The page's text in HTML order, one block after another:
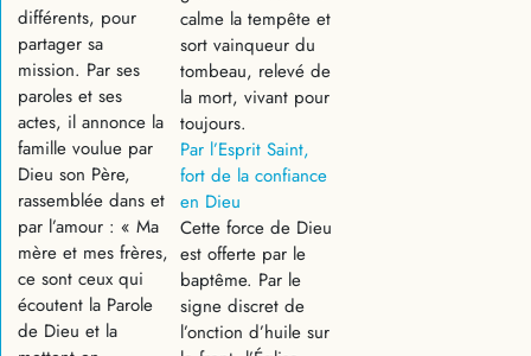
différents, pour
partager sa
mission. Par ses
paroles et ses
actes, il annonce la
famille voulue par
Dieu son Père,
rassemblée dans et
par l’amour : « Ma
mère et mes frères,
ce sont ceux qui
écoutent la Parole
de Dieu et la
calme la tempête et
sort vainqueur du
tombeau, relevé de
la mort, vivant pour
toujours.
Par l’Esprit Saint,
fort de la confiance
en Dieu
Cette force de Dieu
est offerte par le
baptême. Par le
signe discret de
l’onction d’huile sur